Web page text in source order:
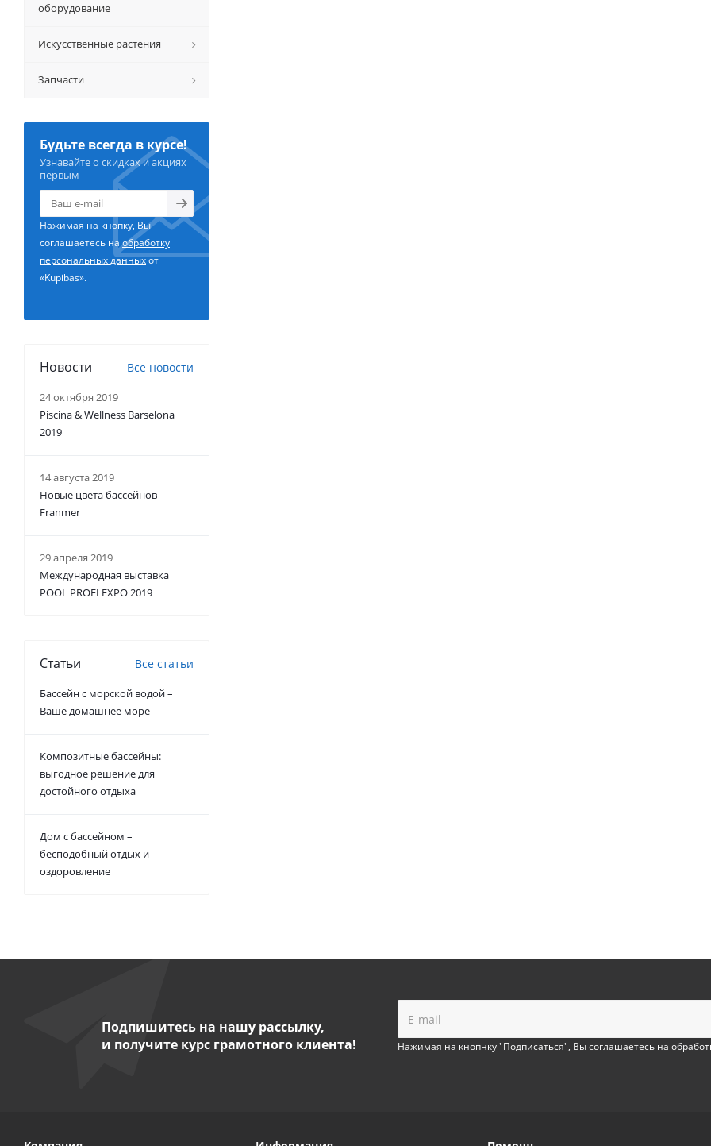
оборудование
Искусственные растения
Запчасти
Будьте всегда в курсе!
Узнавайте о скидках и акциях
первым
Нажимая на кнопку, Вы
соглашаетесь наобработку
персональных данныхот
«Kupibas».
Новости Все новости
24 октября 2019
Piscina & Wellness Barselona
2019
14 августа 2019
Новые цвета бассейнов
Franmer
29 апреля 2019
Международная выставка
POOL PROFI EXPO 2019
Статьи Все статьи
Бассейн с морской водой –
Ваше домашнее море
Композитные бассейны:
выгодное решение для
достойного отдыха
Дом с бассейном –
бесподобный отдых и
оздоровление
Подпишитесь на нашу рассылку,
и получите курс грамотного клиента!
Нажимая на кнопнку "Подписаться", Вы соглашаетесь на